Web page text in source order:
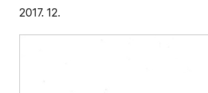
2017. 12.